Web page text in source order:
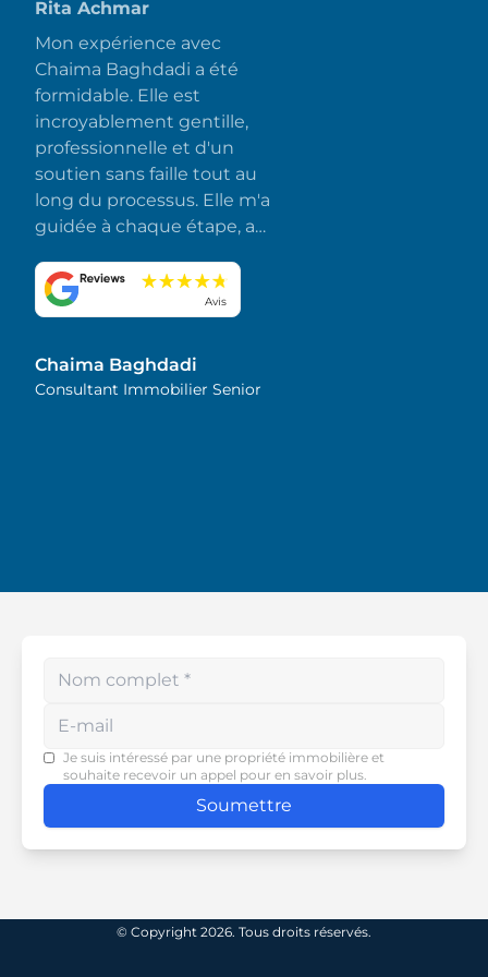
Rita Achmar
Mon expérience avec
Chaima Baghdadi a été
formidable. Elle est
incroyablement gentille,
professionnelle et d'un
soutien sans faille tout au
long du processus. Elle m'a
guidée à chaque étape, a
toutes mes questions et a
fait en sorte que tout se
stress. J'apprécie
sincèrement son
Avis
Chaima Baghdadi
Consultant Immobilier Senior
Enter your phone number
Je suis intéressé par une propriété immobilière et
souhaite recevoir un appel pour en savoir plus.
Soumettre
© Copyright 2026. Tous droits réservés.